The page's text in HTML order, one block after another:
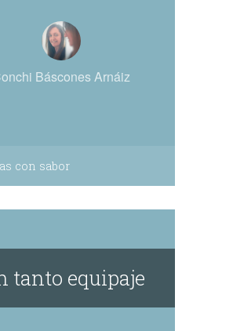
Báscones Arnáiz
con sabor
tanto equipaje